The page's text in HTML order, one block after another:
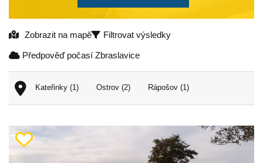
Zobrazit na mapě Filtrovat výsledky
Předpověď počasí Zbraslavice
Kateřinky (1) Ostrov (2) Rápošov (1)